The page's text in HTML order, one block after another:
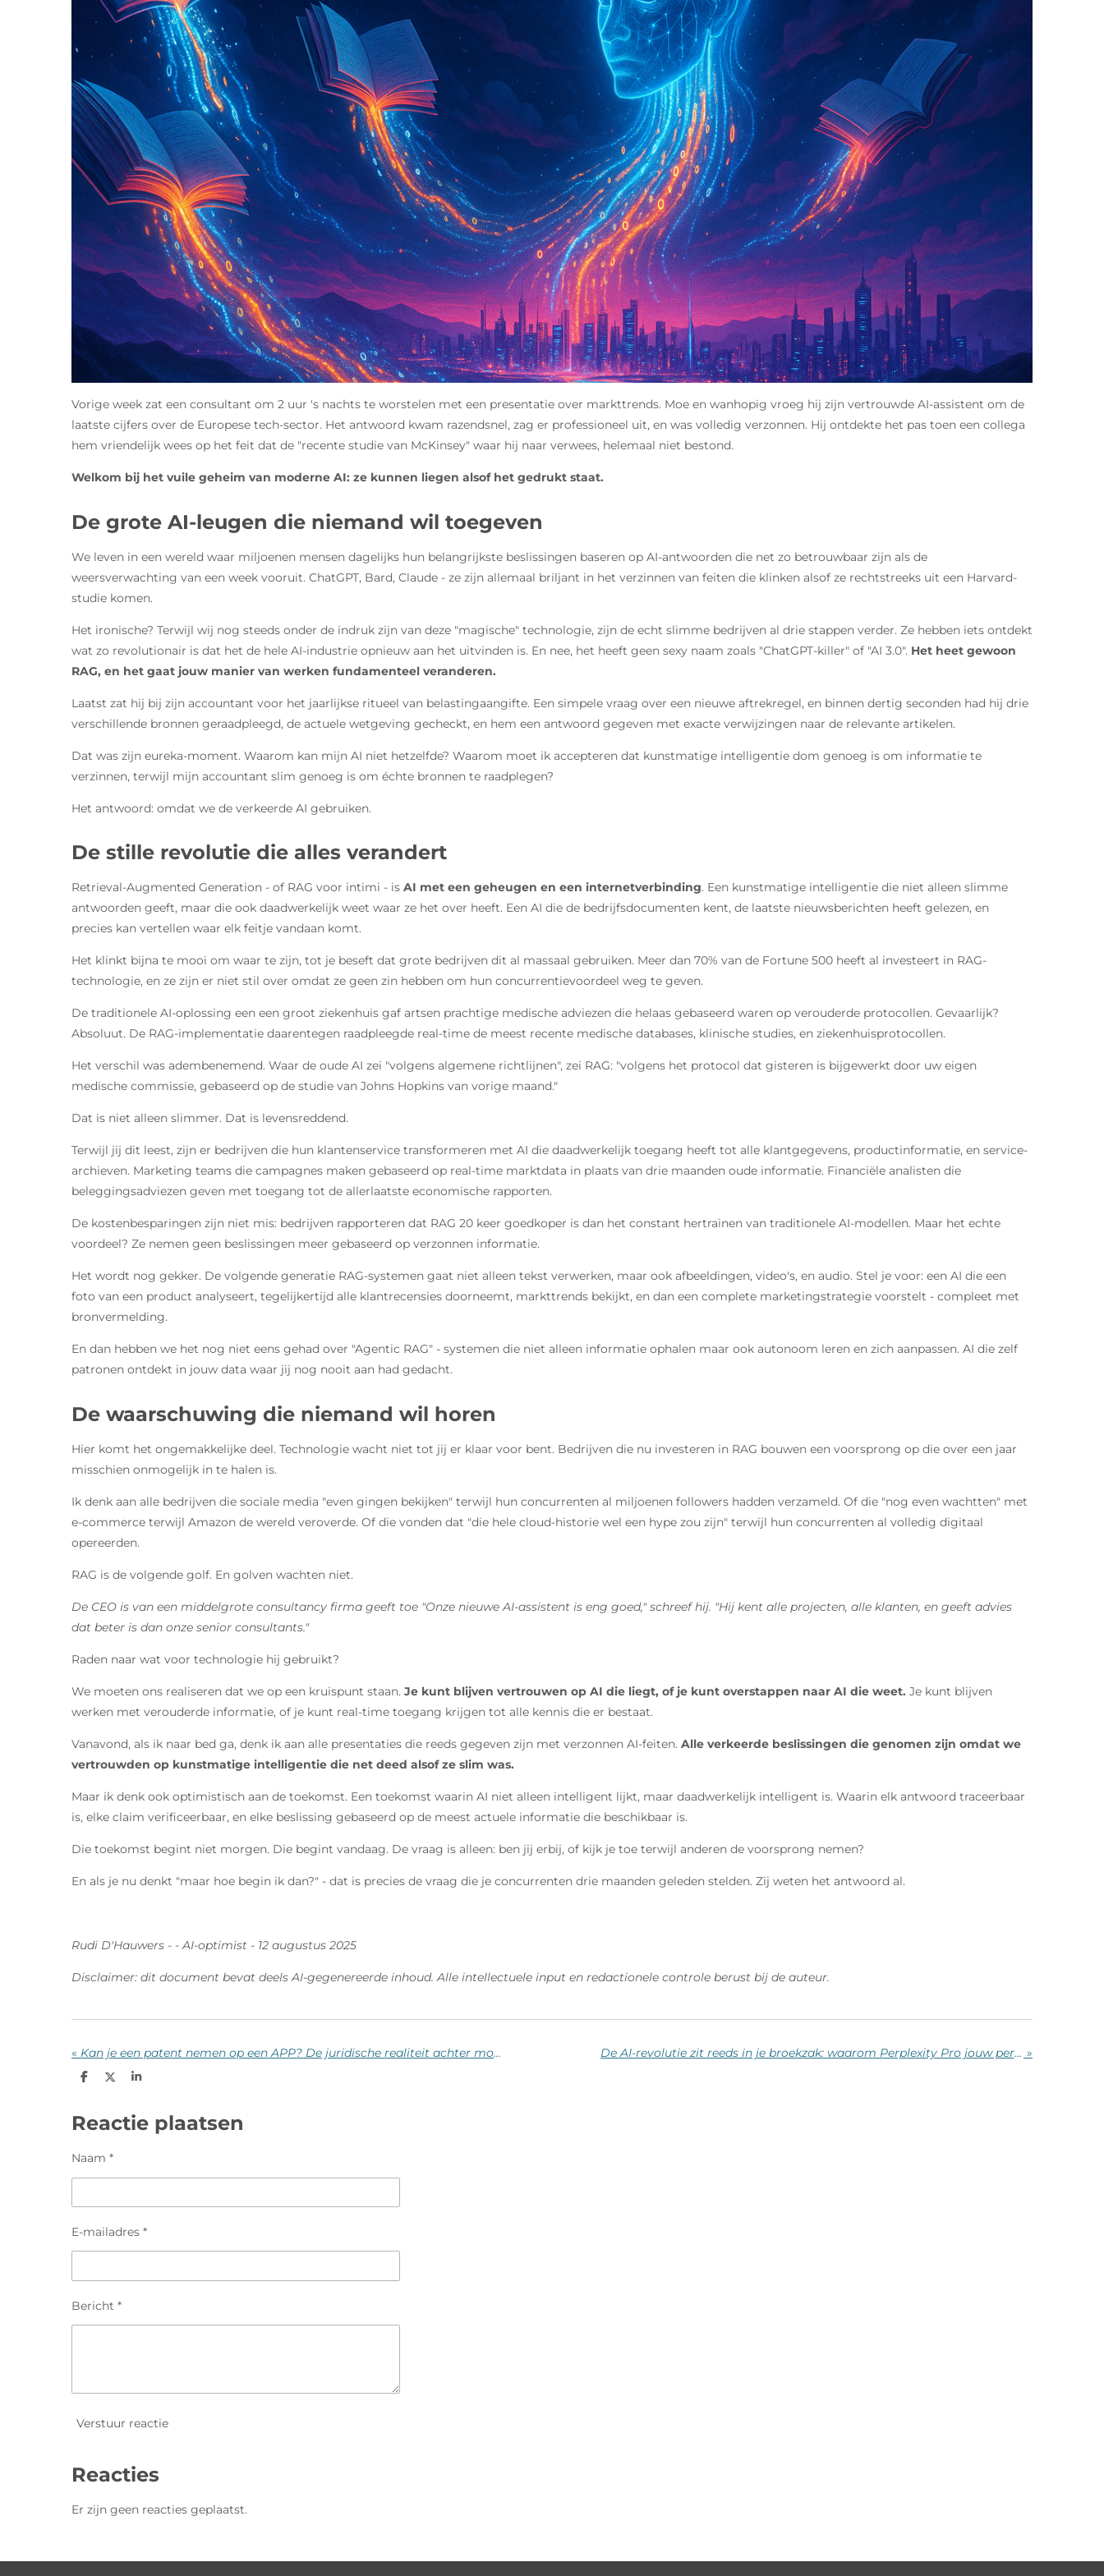
Vorige week zat een consultant om 2 uur 's nachts te worstelen met een presentatie over markttrends. Moe en wanhopig vroeg hij zijn vertrouwde AI-assistent om de
laatste cijfers over de Europese tech-sector. Het antwoord kwam razendsnel, zag er professioneel uit, en was volledig verzonnen. Hij ontdekte het pas toen een collega
hem vriendelijk wees op het feit dat de "recente studie van McKinsey" waar hij naar verwees, helemaal niet bestond.
Welkom bij het vuile geheim van moderne AI: ze kunnen liegen alsof het gedrukt staat.
De grote AI-leugen die niemand wil toegeven
We leven in een wereld waar miljoenen mensen dagelijks hun belangrijkste beslissingen baseren op AI-antwoorden die net zo betrouwbaar zijn als de
weersverwachting van een week vooruit. ChatGPT, Bard, Claude - ze zijn allemaal briljant in het verzinnen van feiten die klinken alsof ze rechtstreeks uit een Harvard-
studie komen.
Het ironische? Terwijl wij nog steeds onder de indruk zijn van deze "magische" technologie, zijn de echt slimme bedrijven al drie stappen verder. Ze hebben iets ontdekt
wat zo revolutionair is dat het de hele AI-industrie opnieuw aan het uitvinden is. En nee, het heeft geen sexy naam zoals "ChatGPT-killer" of "AI 3.0". Het heet gewoon
RAG, en het gaat jouw manier van werken fundamenteel veranderen.
Laatst zat hij bij zijn accountant voor het jaarlijkse ritueel van belastingaangifte. Een simpele vraag over een nieuwe aftrekregel, en binnen dertig seconden had hij drie
verschillende bronnen geraadpleegd, de actuele wetgeving gecheckt, en hem een antwoord gegeven met exacte verwijzingen naar de relevante artikelen.
Dat was zijn eureka-moment. Waarom kan mijn AI niet hetzelfde? Waarom moet ik accepteren dat kunstmatige intelligentie dom genoeg is om informatie te
verzinnen, terwijl mijn accountant slim genoeg is om échte bronnen te raadplegen?
Het antwoord: omdat we de verkeerde AI gebruiken.
De stille revolutie die alles verandert
Retrieval-Augmented Generation - of RAG voor intimi - is AI met een geheugen en een internetverbinding. Een kunstmatige intelligentie die niet alleen slimme
antwoorden geeft, maar die ook daadwerkelijk weet waar ze het over heeft. Een AI die de bedrijfsdocumenten kent, de laatste nieuwsberichten heeft gelezen, en
precies kan vertellen waar elk feitje vandaan komt.
Het klinkt bijna te mooi om waar te zijn, tot je beseft dat grote bedrijven dit al massaal gebruiken. Meer dan 70% van de Fortune 500 heeft al investeert in RAG-
technologie, en ze zijn er niet stil over omdat ze geen zin hebben om hun concurrentievoordeel weg te geven.
De traditionele AI-oplossing een een groot ziekenhuis gaf artsen prachtige medische adviezen die helaas gebaseerd waren op verouderde protocollen. Gevaarlijk?
Absoluut. De RAG-implementatie daarentegen raadpleegde real-time de meest recente medische databases, klinische studies, en ziekenhuisprotocollen.
Het verschil was adembenemend. Waar de oude AI zei "volgens algemene richtlijnen", zei RAG: "volgens het protocol dat gisteren is bijgewerkt door uw eigen
medische commissie, gebaseerd op de studie van Johns Hopkins van vorige maand."
Dat is niet alleen slimmer. Dat is levensreddend.
Terwijl jij dit leest, zijn er bedrijven die hun klantenservice transformeren met AI die daadwerkelijk toegang heeft tot alle klantgegevens, productinformatie, en service-
archieven. Marketing teams die campagnes maken gebaseerd op real-time marktdata in plaats van drie maanden oude informatie. Financiële analisten die
beleggingsadviezen geven met toegang tot de allerlaatste economische rapporten.
De kostenbesparingen zijn niet mis: bedrijven rapporteren dat RAG 20 keer goedkoper is dan het constant hertrainen van traditionele AI-modellen. Maar het echte
voordeel? Ze nemen geen beslissingen meer gebaseerd op verzonnen informatie.
Het wordt nog gekker. De volgende generatie RAG-systemen gaat niet alleen tekst verwerken, maar ook afbeeldingen, video's, en audio. Stel je voor: een AI die een
foto van een product analyseert, tegelijkertijd alle klantrecensies doorneemt, markttrends bekijkt, en dan een complete marketingstrategie voorstelt - compleet met
bronvermelding.
En dan hebben we het nog niet eens gehad over "Agentic RAG" - systemen die niet alleen informatie ophalen maar ook autonoom leren en zich aanpassen. AI die zelf
patronen ontdekt in jouw data waar jij nog nooit aan had gedacht.
De waarschuwing die niemand wil horen
Hier komt het ongemakkelijke deel. Technologie wacht niet tot jij er klaar voor bent. Bedrijven die nu investeren in RAG bouwen een voorsprong op die over een jaar
misschien onmogelijk in te halen is.
Ik denk aan alle bedrijven die sociale media "even gingen bekijken" terwijl hun concurrenten al miljoenen followers hadden verzameld. Of die "nog even wachtten" met
e-commerce terwijl Amazon de wereld veroverde. Of die vonden dat "die hele cloud-historie wel een hype zou zijn" terwijl hun concurrenten al volledig digitaal
opereerden.
RAG is de volgende golf. En golven wachten niet.
De CEO is van een middelgrote consultancy firma geeft toe "Onze nieuwe AI-assistent is eng goed," schreef hij. "Hij kent alle projecten, alle klanten, en geeft advies
dat beter is dan onze senior consultants."
Raden naar wat voor technologie hij gebruikt?
We moeten ons realiseren dat we op een kruispunt staan. Je kunt blijven vertrouwen op AI die liegt, of je kunt overstappen naar AI die weet. Je kunt blijven
werken met verouderde informatie, of je kunt real-time toegang krijgen tot alle kennis die er bestaat.
Vanavond, als ik naar bed ga, denk ik aan alle presentaties die reeds gegeven zijn met verzonnen AI-feiten. Alle verkeerde beslissingen die genomen zijn omdat we
vertrouwden op kunstmatige intelligentie die net deed alsof ze slim was.
Maar ik denk ook optimistisch aan de toekomst. Een toekomst waarin AI niet alleen intelligent lijkt, maar daadwerkelijk intelligent is. Waarin elk antwoord traceerbaar
is, elke claim verificeerbaar, en elke beslissing gebaseerd op de meest actuele informatie die beschikbaar is.
Die toekomst begint niet morgen. Die begint vandaag. De vraag is alleen: ben jij erbij, of kijk je toe terwijl anderen de voorsprong nemen?
En als je nu denkt "maar hoe begin ik dan?" - dat is precies de vraag die je concurrenten drie maanden geleden stelden. Zij weten het antwoord al.
Rudi D'Hauwers - - AI-optimist - 12 augustus 2025
Disclaimer: dit document bevat deels AI-gegenereerde inhoud. Alle intellectuele input en redactionele controle berust bij de auteur.
« Kan je een patent nemen op een APP? De juridische realiteit achter mobiele innovatie De AI-revolutie zit reeds in je broekzak: waarom Perplexity Pro jouw persoonlijke RAG-supercomputer is »
D
e
n
D
S
r
e
Reactie plaatsen
Naam *
E-mailadres *
Bericht *
Verstuur reactie
Reacties
Er zijn geen reacties geplaatst.